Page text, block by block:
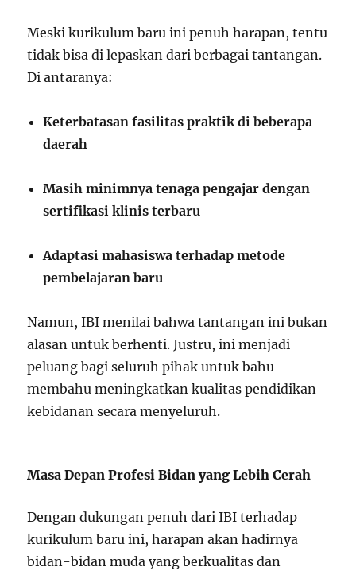
Meski kurikulum baru ini penuh harapan, tentu
tidak bisa di lepaskan dari berbagai tantangan.
Di antaranya:
Keterbatasan fasilitas praktik di beberapa
daerah
Masih minimnya tenaga pengajar dengan
sertifikasi klinis terbaru
Adaptasi mahasiswa terhadap metode
pembelajaran baru
Namun, IBI menilai bahwa tantangan ini bukan
alasan untuk berhenti. Justru, ini menjadi
peluang bagi seluruh pihak untuk bahu-
membahu meningkatkan kualitas pendidikan
kebidanan secara menyeluruh.
Masa Depan Profesi Bidan yang Lebih Cerah
Dengan dukungan penuh dari IBI terhadap
kurikulum baru ini, harapan akan hadirnya
bidan-bidan muda yang berkualitas dan